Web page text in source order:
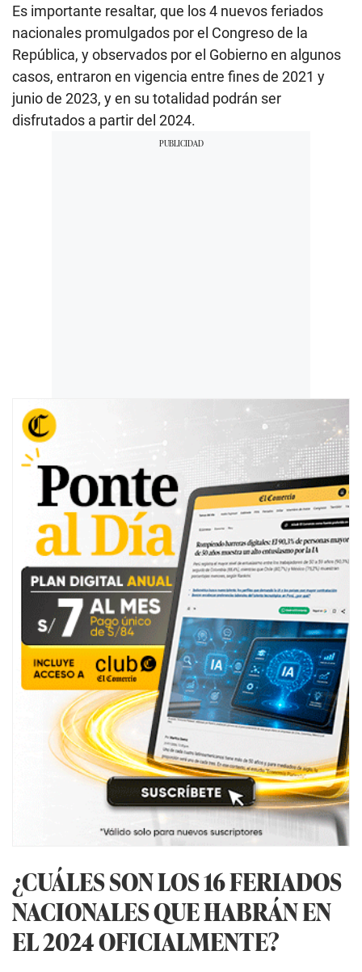
Es importante resaltar, que los 4 nuevos feriados
nacionales promulgados por el Congreso de la
República, y observados por el Gobierno en algunos
casos, entraron en vigencia entre fines de 2021 y
junio de 2023, y en su totalidad podrán ser
disfrutados a partir del 2024.
¿CUÁLES SON LOS 16 FERIADOS
NACIONALES QUE HABRÁN EN
EL 2024 OFICIALMENTE?